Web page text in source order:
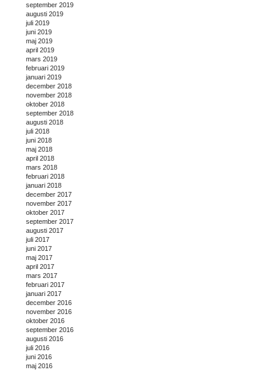
september 2019
augusti 2019
juli 2019
juni 2019
maj 2019
april 2019
mars 2019
februari 2019
januari 2019
december 2018
november 2018
oktober 2018
september 2018
augusti 2018
juli 2018
juni 2018
maj 2018
april 2018
mars 2018
februari 2018
januari 2018
december 2017
november 2017
oktober 2017
september 2017
augusti 2017
juli 2017
juni 2017
maj 2017
april 2017
mars 2017
februari 2017
januari 2017
december 2016
november 2016
oktober 2016
september 2016
augusti 2016
juli 2016
juni 2016
maj 2016